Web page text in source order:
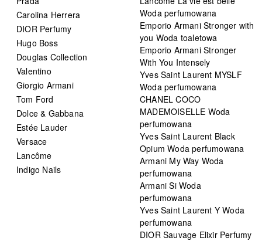
Carolina Herrera
DIOR Perfumy
Hugo Boss
Douglas Collection
Valentino
Giorgio Armani
Tom Ford
Dolce & Gabbana
Estée Lauder
Versace
Lancôme
Indigo Nails
Woda perfumowana
Emporio Armani Stronger with
you Woda toaletowa
Emporio Armani Stronger
With You Intensely
Yves Saint Laurent MYSLF
Woda perfumowana
CHANEL COCO
MADEMOISELLE Woda
perfumowana
Yves Saint Laurent Black
Opium Woda perfumowana
Armani My Way Woda
perfumowana
Armani Si Woda
perfumowana
Yves Saint Laurent Y Woda
perfumowana
DIOR Sauvage Elixir Perfumy